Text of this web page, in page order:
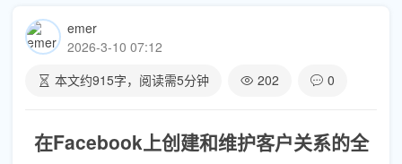
emer
2026-3-10 07:12
本文约915字，阅读需5分钟 202 0
在Facebook上创建和维护客户关系的全